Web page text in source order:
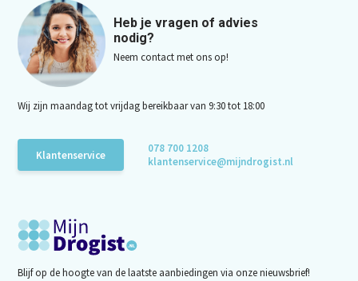
Heb je vragen of advies
nodig?
Neem contact met ons op!
Wij zijn maandag tot vrijdag bereikbaar van 9:30 tot 18:00
Klantenservice
078 700 1208
klantenservice@mijndrogist.nl
Blijf op de hoogte van de laatste aanbiedingen via onze nieuwsbrief!